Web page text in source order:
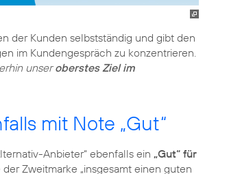
der Kunden selbstständig und gibt den
im Kundengespräch zu konzentrieren.
unseroberstes Ziel im
mit Note „Gut“
Anbieter“ ebenfalls ein „Gut“ für
Zweitmarke „insgesamt einen guten